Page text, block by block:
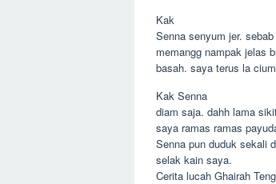
Kak
Senna senyum jer.
memangg nampak jelas
basah. saya terus la
Kak Senna
diam saja. dahh lama
saya ramas ramas
Senna pun duduk sekali
selak kain saya.
Cerita lucah Ghairah